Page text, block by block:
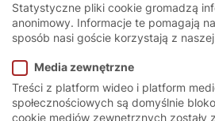
Wczytując film, wyrażasz zgodę
Dowiedz się
Wczytaj film
Statystyczne pliki cookie gromadzą
anonimowy. Informacje te pomagają
sposób nasi goście korzystają z
Media zewnętrzne
Treści z platform wideo i platform
społecznościowych są domyślnie
cookie mediów zewnętrznych zostały